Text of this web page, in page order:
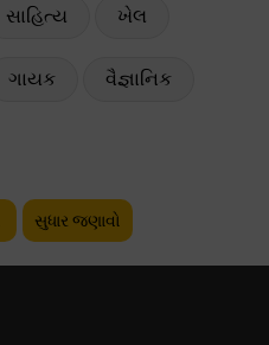
સાહિત્ય ખેલ
ગાયક વૈજ્ઞાનિક
સુધાર જણાવો